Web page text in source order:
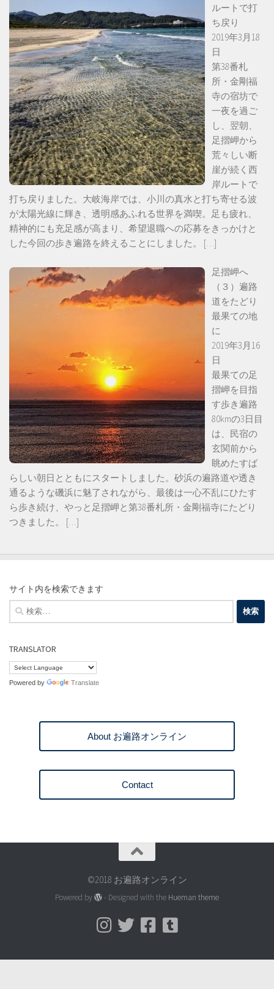
ルートで打
ち戻り
2019年3月18
日
第38番札
所・金剛福
寺の宿坊で
一夜を過ご
し、翌朝、
足摺岬から
荒々しい断
崖が続く西
岸ルートで
打ち戻りました。大岐海岸では、小川の真水と打ち寄せる波
が太陽光線に輝き、透明感あふれる世界を満喫。足も疲れ、
精神的にも充足感が高まり、希望退職への応募をきっかけと
した今回の歩き遍路を終えることにしました。
[…]
足摺岬へ
（３）遍路
道をたどり
最果ての地
に
2019年3月16
日
最果ての足
摺岬を目指
す歩き遍路
80kmの3日目
は、民宿の
玄関前から
眺めたすば
らしい朝日とともにスタートしました。砂浜の遍路道や透き
通るような磯浜に魅了されながら、最後は一心不乱にひたす
ら歩き続け、やっと足摺岬と第38番札所・金剛福寺にたどり
つきました。
[…]
サイト内を検索できます
検
索:
TRANSLATOR
Powered by Translate
About お遍路オンライン
Contact
©2018 お遍路オンライン
Powered by - Designed with the Hueman theme